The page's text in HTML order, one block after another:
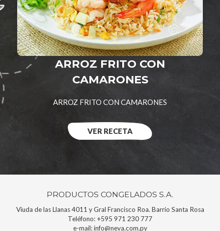
ARROZ FRITO CON
CAMARONES
ARROZ FRITO CON CAMARONES
VER RECETA
PRODUCTOS CONGELADOS S.A.
Viuda de las Llanas 4011 y Gral Francisco Roa. Barrio Santa Rosa
Teléfono: +595 971 230 777
e-mail:info@neva.com.py